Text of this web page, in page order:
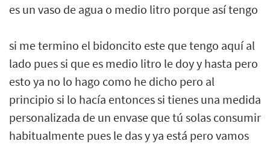
es un vaso de agua o medio litro porque así tengo
si me termino el bidoncito este que tengo aquí al
lado pues si que es medio litro le doy y hasta pero
esto ya no lo hago como he dicho pero al
principio si lo hacía entonces si tienes una medida
personalizada de un envase que tú solas consumir
habitualmente pues le das y ya está pero vamos